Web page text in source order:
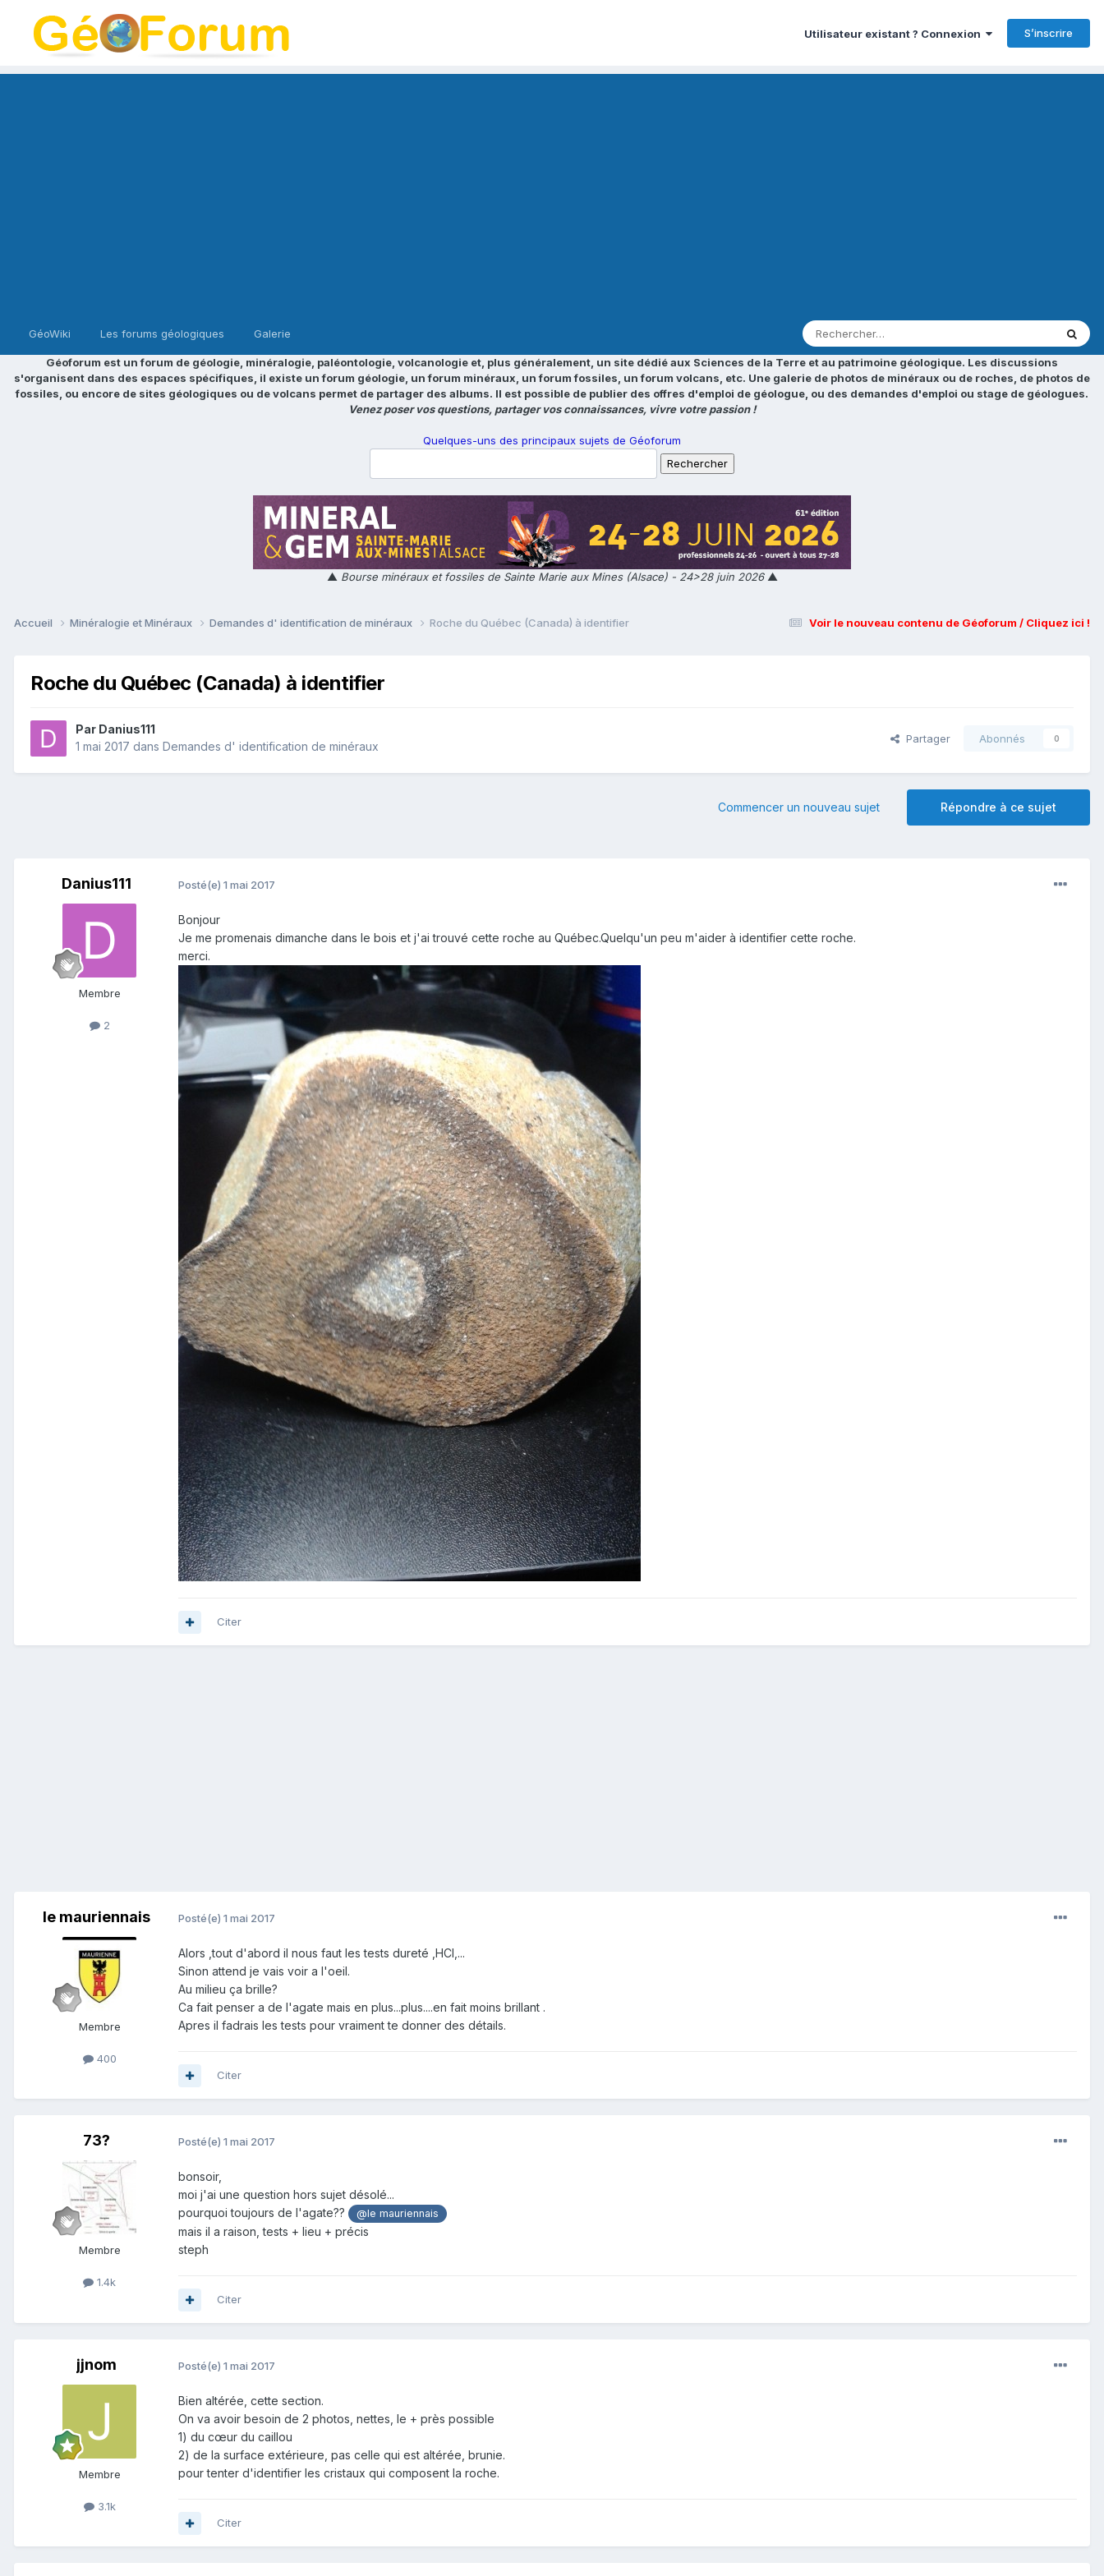
Utilisateur existant ? Connexion S’inscrire
GéoWiki Les forums géologiques Galerie
Géoforum est un forum de géologie, minéralogie, paléontologie, volcanologie et, plus généralement, un site dédié aux Sciences de la Terre et au patrimoine géologique. Les discussions
s'organisent dans des espaces spécifiques, il existe un forum géologie, un forum minéraux, un forum fossiles, un forum volcans, etc. Une galerie de photos de minéraux ou de roches, de photos de
fossiles, ou encore de sites géologiques ou de volcans permet de partager des albums. Il est possible de publier des offres d'emploi de géologue, ou des demandes d'emploi ou stage de géologues.
Venez poser vos questions, partager vos connaissances, vivre votre passion !
Quelques-uns des principaux sujets de Géoforum
▲ Bourse minéraux et fossiles de Sainte Marie aux Mines (Alsace) - 24>28 juin 2026▲
Voir le nouveau contenu de Géoforum / Cliquez ici !
Accueil Minéralogie et Minéraux Demandes d' identification de minéraux Roche du Québec (Canada) à identifier
Roche du Québec (Canada) à identifier
Par Danius111
1 mai 2017 dans Demandes d' identification de minéraux
Partager Abonnés 0
Répondre à ce sujet
Commencer un nouveau sujet
Danius111
Membre
2
Posté(e) 1 mai 2017
Bonjour
Je me promenais dimanche dans le bois et j'ai trouvé cette roche au Québec.Quelqu'un peu m'aider à identifier cette roche.
merci.
Citer
le mauriennais
Membre
400
Posté(e) 1 mai 2017
Alors ,tout d'abord il nous faut les tests dureté ,HCl,...
Sinon attend je vais voir a l'oeil.
Au milieu ça brille?
Ca fait penser a de l'agate mais en plus...plus....en fait moins brillant .
Apres il fadrais les tests pour vraiment te donner des détails.
Citer
73?
Membre
1.4k
Posté(e) 1 mai 2017
bonsoir,
moi j'ai une question hors sujet désolé...
pourquoi toujours de l'agate??
@le mauriennais
mais il a raison, tests + lieu + précis
steph
Citer
jjnom
Membre
3.1k
Posté(e) 1 mai 2017
Bien altérée, cette section.
On va avoir besoin de 2 photos, nettes, le + près possible
1) du cœur du caillou
2) de la surface extérieure, pas celle qui est altérée, brunie.
pour tenter d'identifier les cristaux qui composent la roche.
Citer